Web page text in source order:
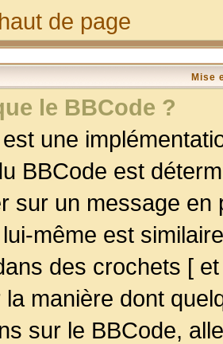
de page
Mise
le BBCode ?
une
BBCode est
sur un message
même est
des crochets [
manière dont
sur le BBCode,